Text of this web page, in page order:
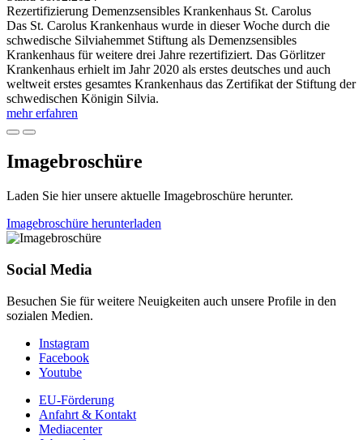
Rezertifizierung Demenzsensibles Krankenhaus St. Carolus
Das St. Carolus Krankenhaus wurde in dieser Woche durch die
schwedische Silviahemmet Stiftung als Demenzsensibles
Krankenhaus für weitere drei Jahre rezertifiziert. Das Görlitzer
Krankenhaus erhielt im Jahr 2020 als erstes deutsches und auch
weltweit erstes gesamtes Krankenhaus das Zertifikat der Stiftung der
schwedischen Königin Silvia.
mehr erfahren
Imagebroschüre
Laden Sie hier unsere aktuelle Imagebroschüre herunter.
Imagebroschüre herunterladen
Social Media
Besuchen Sie für weitere Neuigkeiten auch unsere Profile in den
sozialen Medien.
Instagram
Facebook
Youtube
EU-Förderung
Anfahrt & Kontakt
Mediacenter